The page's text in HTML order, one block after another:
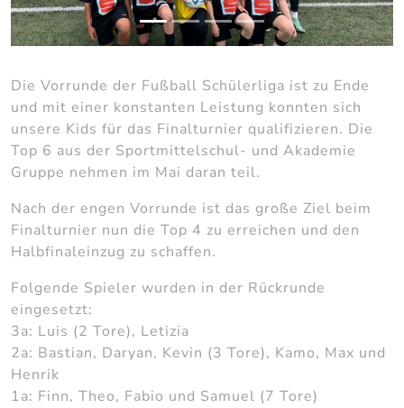
Die Vorrunde der Fußball Schülerliga ist zu Ende
und mit einer konstanten Leistung konnten sich
unsere Kids für das Finalturnier qualifizieren. Die
Top 6 aus der Sportmittelschul- und Akademie
Gruppe nehmen im Mai daran teil.
Nach der engen Vorrunde ist das große Ziel beim
Finalturnier nun die Top 4 zu erreichen und den
Halbfinaleinzug zu schaffen.
Folgende Spieler wurden in der Rückrunde
eingesetzt:
3a: Luis (2 Tore), Letizia
2a: Bastian, Daryan, Kevin (3 Tore), Kamo, Max und
Henrik
1a: Finn, Theo, Fabio und Samuel (7 Tore)